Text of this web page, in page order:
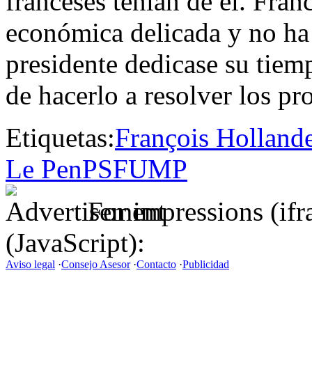
económica delicada y no
presidente dedicase su
de hacerlo a resolver los
Etiquetas:François
Le PenPSFUMP
For impressions
(JavaScript):
Aviso legal ·Consejo Asesor·Contacto ·Publicidad